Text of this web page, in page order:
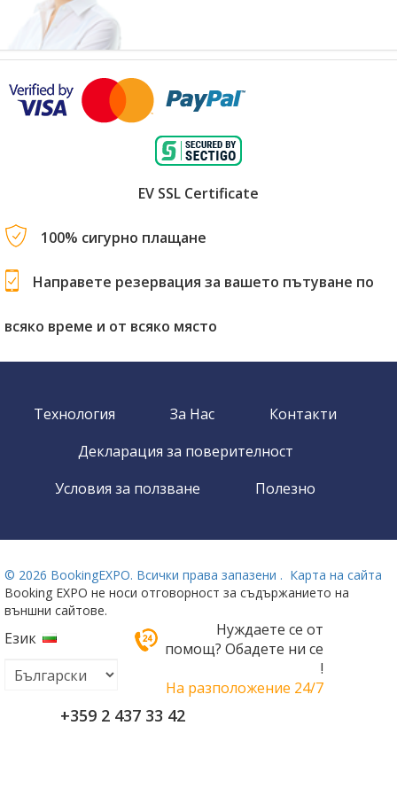
EV SSL Certificate
100% сигурно плащане
Направете резервация за вашето пътуване по
всяко време и от всяко място
Технология За Нас
Контакти
Декларация за поверителност
Условия за ползване
Полезно
© 2026 BookingEXPO. Всички права запазени . Карта на сайта
Booking EXPO не носи отговорност за съдържанието на
външни сайтове.
Език
Нуждаете се от
помощ? Обадете ни се
!
На разположение 24/7
+359 2 437 33 42